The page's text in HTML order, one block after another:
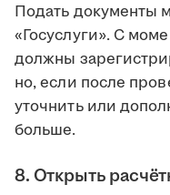
Подать документы
«Госуслуги». С
должны
но, если после
уточнить или
больше.
8. Открыть